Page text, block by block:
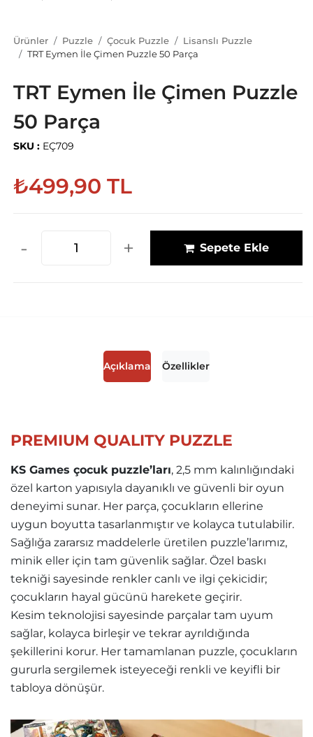
Ürünler Puzzle Çocuk Puzzle
Lisanslı Puzzle
TRT Eymen İle Çimen Puzzle 50 Parça
TRT Eymen İle Çimen Puzzle
50 Parça
SKU : EÇ709
₺499,90 TL
- + Sepete Ekle
Açıklama Özellikler
PREMIUM QUALITY PUZZLE
KS Games çocuk puzzle’ları, 2,5 mm kalınlığındaki
özel karton yapısıyla dayanıklı ve güvenli bir oyun
deneyimi sunar. Her parça, çocukların ellerine
uygun boyutta tasarlanmıştır ve kolayca tutulabilir.
Sağlığa zararsız maddelerle üretilen puzzle’larımız,
minik eller için tam güvenlik sağlar. Özel baskı
tekniği sayesinde renkler canlı ve ilgi çekicidir;
çocukların hayal gücünü harekete geçirir.
Kesim teknolojisi sayesinde parçalar tam uyum
sağlar, kolayca birleşir ve tekrar ayrıldığında
şekillerini korur. Her tamamlanan puzzle, çocukların
gururla sergilemek isteyeceği renkli ve keyifli bir
tabloya dönüşür.